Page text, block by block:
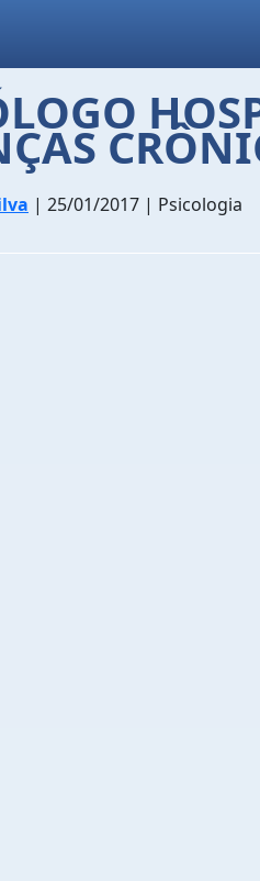
| 25/01/2017 | Psicologia